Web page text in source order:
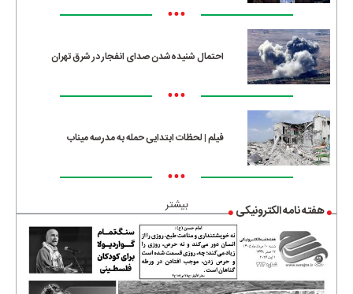
•••
احتمال شنیده‌شدن صدای انفجار در شرق تهران
•••
فیلم | لحظات ابتدایی حمله به مدرسه میناب
•••
بیشتر هفته نامه الکترونیکی